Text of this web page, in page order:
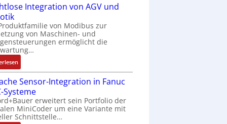
Integration von AGV und
von Modibus zur
von Maschinen- und
ermöglicht die
:
D
r
a
h
t
l
Sensor-Integration in Fanuc
Systeme
erweitert sein Portfolio der
MiniCoder um eine Variante mit
Schnittstelle…